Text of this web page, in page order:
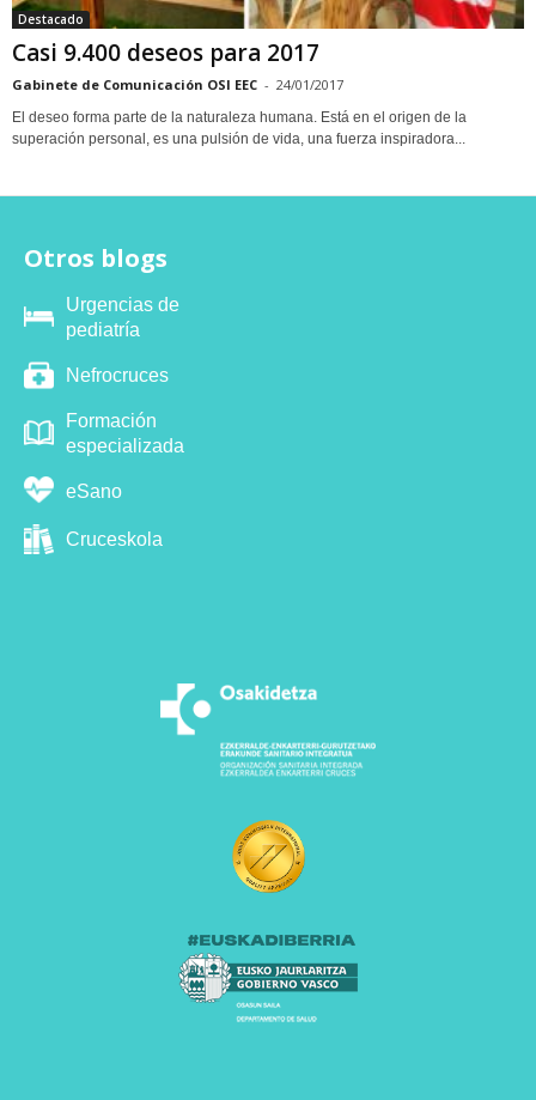
Destacado
Casi 9.400 deseos para 2017
Gabinete de Comunicación OSI EEC - 24/01/2017
El deseo forma parte de la naturaleza humana. Está en el origen de la
superación personal, es una pulsión de vida, una fuerza inspiradora...
Otros blogs
Urgencias de
pediatría
Nefrocruces
Formación
especializada
eSano
Cruceskola